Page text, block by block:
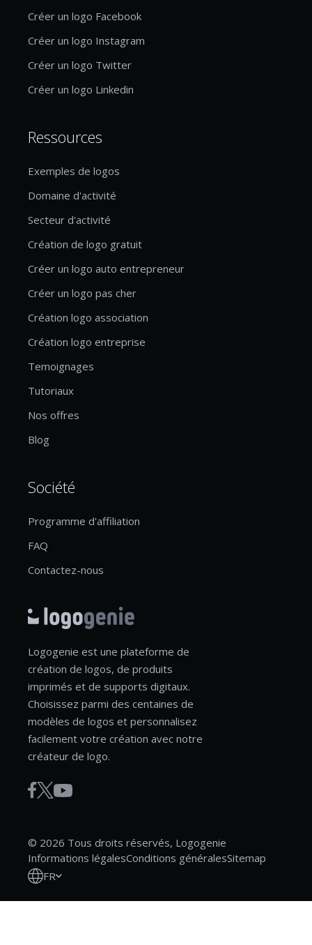
Créer un logo Facebook
Créer un logo Instagram
Créer un logo Twitter
Créer un logo Linkedin
Ressources
Exemples de logos
Domaine d'activité
Secteur d'activité
Création de logo gratuit
Créer un logo auto entrepreneur
Créer un logo pas cher
Création logo association
Création logo entreprise
Temoignages
Tutoriaux
Nos offres
Blog
Société
Programme d'affiliation
FAQ
Contactez-nous
Logogenie est une plateforme de
création de logos, de produits
imprimés et de supports digitaux.
Choisissez parmi des centaines de
modèles de logos et personnalisez
facilement votre création avec notre
créateur de logo.
© 2026 Tous droits réservés, Logogenie
Informations légalesConditions généralesSitemap
FR